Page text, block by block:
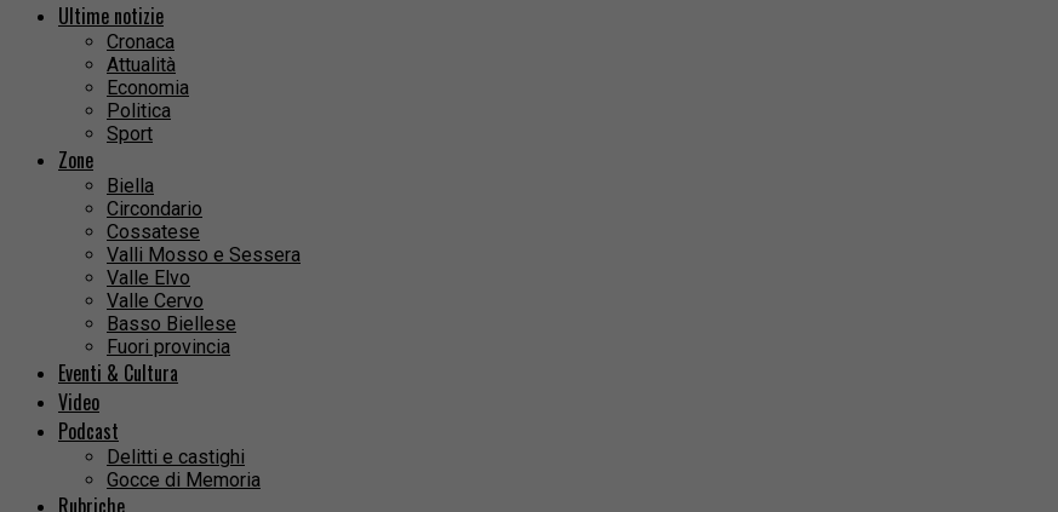
Ultime notizie
Cronaca
Attualità
Economia
Politica
Sport
Zone
Biella
Circondario
Cossatese
Valli Mosso e Sessera
Valle Elvo
Valle Cervo
Basso Biellese
Fuori provincia
Eventi & Cultura
Video
Podcast
Delitti e castighi
Gocce di Memoria